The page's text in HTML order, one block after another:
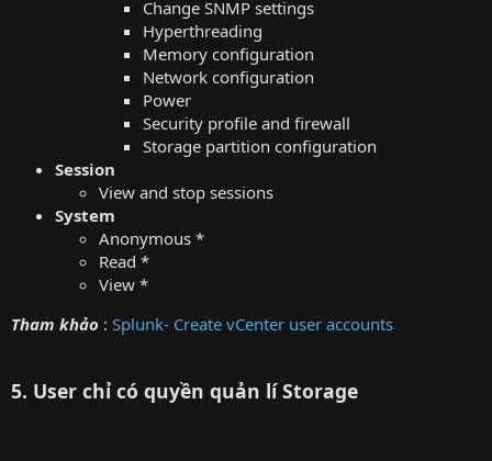
Change SNMP settings
Hyperthreading
Memory configuration
Network configuration
Power
Security profile and firewall
Storage partition configuration
Session
View and stop sessions
System
Anonymous *
Read *
View *
Tham khảo : Splunk- Create vCenter user accounts
5. User chỉ có quyền quản lí Storage